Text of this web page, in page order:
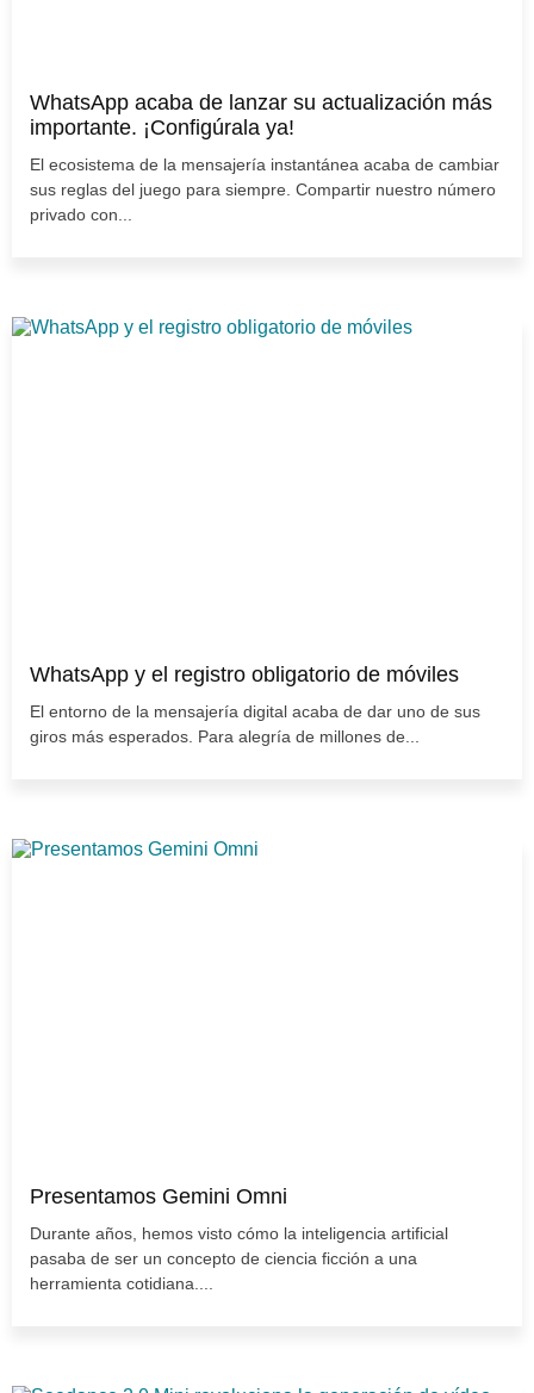
WhatsApp acaba de lanzar su actualización más
importante. ¡Configúrala ya!
El ecosistema de la mensajería instantánea acaba de cambiar
sus reglas del juego para siempre. Compartir nuestro número
privado con...
WhatsApp y el registro obligatorio de móviles
El entorno de la mensajería digital acaba de dar uno de sus
giros más esperados. Para alegría de millones de...
Presentamos Gemini Omni
Durante años, hemos visto cómo la inteligencia artificial
pasaba de ser un concepto de ciencia ficción a una
herramienta cotidiana....